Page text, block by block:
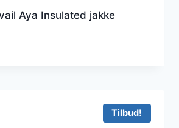
Aya Insulated jakke
Tilbud!